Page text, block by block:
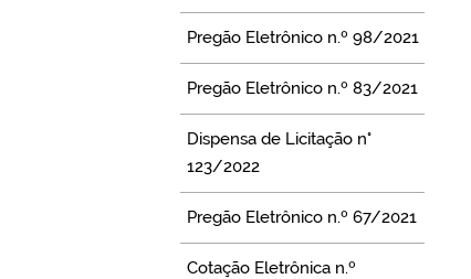
Pregão Eletrônico n.º 98/2021
Pregão Eletrônico n.º 83/2021
Dispensa de Licitação n°
123/2022
Pregão Eletrônico n.º 67/2021
Cotação Eletrônica n.º